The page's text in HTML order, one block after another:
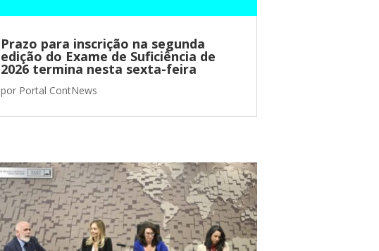
Prazo para inscrição na segunda
edição do Exame de Suficiência de
2026 termina nesta sexta-feira
por Portal ContNews